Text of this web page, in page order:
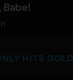
Babe!
HITS GOLD